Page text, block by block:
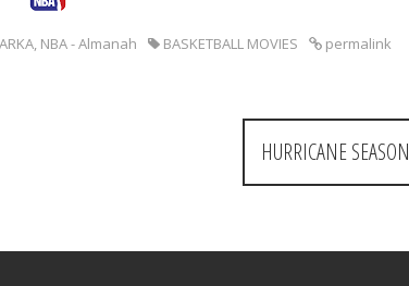
, NBA - Almanah BASKETBALL MOVIES permalink
HURRICANE SEASON